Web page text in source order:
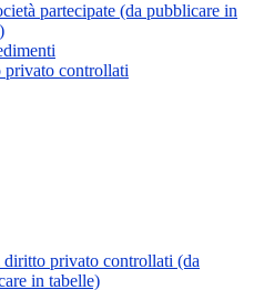
partecipate (da pubblicare in
controllati
privato controllati (da
in tabelle)